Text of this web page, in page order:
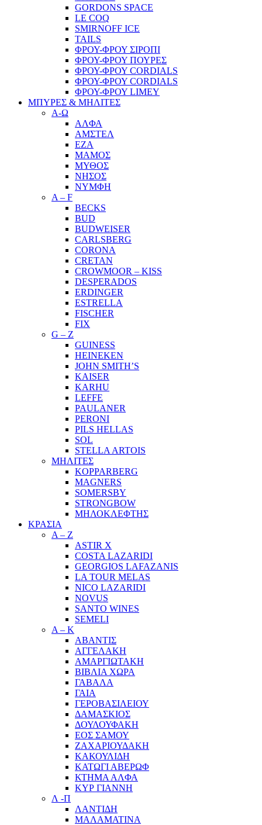
GORDONS SPACE
LE COQ
SMIRNOFF ICE
TAILS
ΦΡΟΥ-ΦΡΟΥ ΣΙΡΟΠΙ
ΦΡΟΥ-ΦΡΟΥ ΠΟΥΡΕΣ
ΦΡΟΥ-ΦΡΟΥ CORDIALS
ΦΡΟΥ-ΦΡΟΥ CORDIALS
ΦΡΟΥ-ΦΡΟΥ LIMEY
ΜΠΥΡΕΣ & ΜΗΛΙΤΕΣ
Α-Ω
ΑΛΦΑ
ΑΜΣΤΕΛ
ΕΖΑ
ΜΑΜΟΣ
ΜΥΘΟΣ
ΝΗΣΟΣ
ΝΥΜΦΗ
A – F
BECKS
BUD
BUDWEISER
CARLSBERG
CORONA
CRETAN
CROWMOOR – KISS
DESPERADOS
ERDINGER
ESTRELLA
FISCHER
FIX
G – Z
GUINESS
HEINEKEN
JOHN SMITH’S
KAISER
KARHU
LEFFE
PAULANER
PERONI
PILS HELLAS
SOL
STELLA ARTOIS
ΜΗΛΙΤΕΣ
KOPPARBERG
MAGNERS
SOMERSBY
STRONGBOW
ΜΗΛΟΚΛΕΦΤΗΣ
ΚΡΑΣΙΑ
A – Z
ASTIR X
COSTA LAZARIDI
GEORGIOS LAFAZANIS
LA TOUR MELAS
NICO LAZARIDI
NOVUS
SANTO WINES
SEMELI
Α – Κ
ΑΒΑΝΤΙΣ
ΑΓΓΕΛΑΚΗ
ΑΜΑΡΓΙΩΤΑΚΗ
ΒΙΒΛΙΑ ΧΩΡΑ
ΓΑΒΑΛΑ
ΓΑΙΑ
ΓΕΡΟΒΑΣΙΛΕΙΟΥ
ΔΑΜΑΣΚΙΟΣ
ΔΟΥΛΟΥΦΑΚΗ
ΕΟΣ ΣΑΜΟΥ
ΖΑΧΑΡΙΟΥΔΑΚΗ
ΚΑΚΟΥΛΙΔΗ
ΚΑΤΩΓΙ ΑΒΕΡΩΦ
ΚΤΗΜΑ ΑΛΦΑ
ΚΥΡ ΓΙΑΝΝΗ
Λ -Π
ΛΑΝΤΙΔΗ
ΜΑΛΑΜΑΤΙΝΑ